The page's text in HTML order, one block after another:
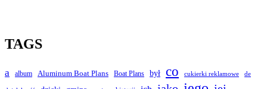
TAGS
a album Aluminum Boat Plans Boat Plans był co cukierki reklamowe de